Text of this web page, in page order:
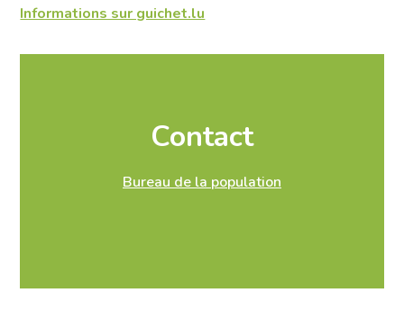
Informations sur guichet.lu
Contact
Bureau de la population